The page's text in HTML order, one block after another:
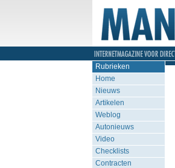
Rubrieken
Home
Nieuws
Artikelen
Weblog
Autonieuws
Video
Checklists
Contracten